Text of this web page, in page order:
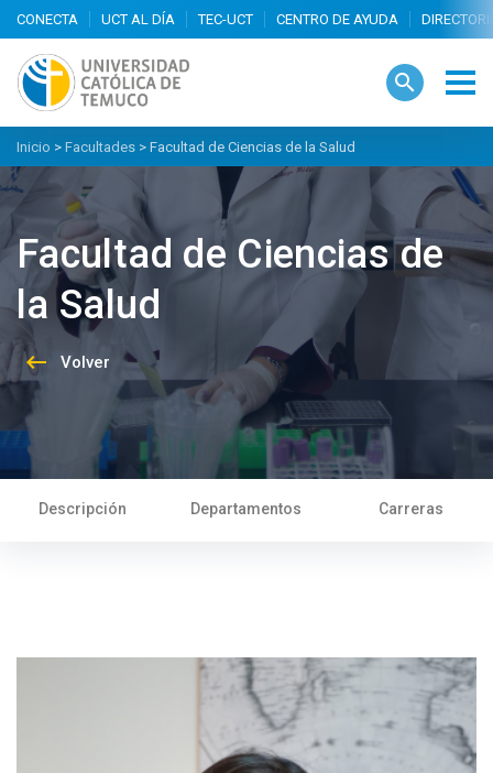
search
Inicio > Facultades > Facultad de Ciencias de la Salud
Facultad de Ciencias de
la Salud
keyboard_backspace Volver
Descripción Departamentos Carreras
Descripción